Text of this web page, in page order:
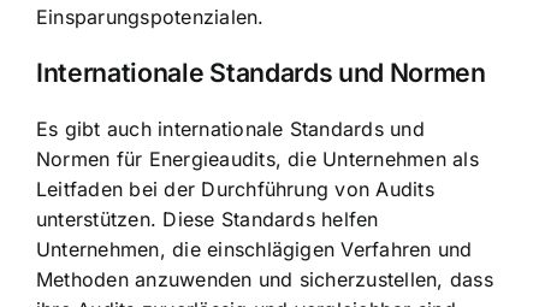
Einsparungspotenzialen.
Internationale Standards und Normen
Es gibt auch internationale Standards und
Normen für Energieaudits, die Unternehmen als
Leitfaden bei der Durchführung von Audits
unterstützen. Diese Standards helfen
Unternehmen, die einschlägigen Verfahren und
Methoden anzuwenden und sicherzustellen, dass